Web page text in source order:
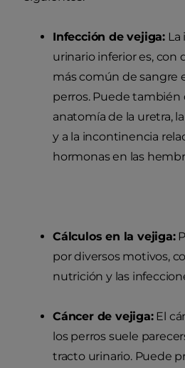
Infección de vejiga:
urinario inferior es, con
más común de sangre
perros. Puede también
anatomía de la uretra,
y a la incontinencia
hormonas en las
Cálculos en la vejiga:
por diversos motivos,
nutrición y las
Cáncer de vejiga:El
los perros suele
tracto urinario. Puede